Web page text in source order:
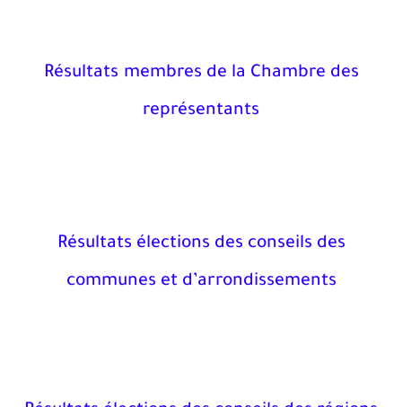
Résultats membres de la Chambre des
représentants
Résultats élections des conseils des
communes et d’arrondissements